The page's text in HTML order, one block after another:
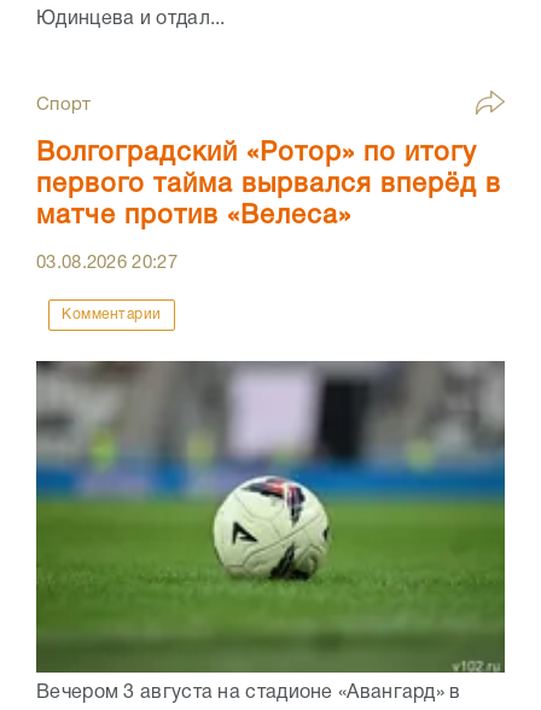
Юдинцева и отдал...
Спорт
Волгоградский «Ротор» по итогу
первого тайма вырвался вперёд в
матче против «Велеса»
03.08.202620:27
Комментарии
Вечером 3 августа на стадионе «Авангард» в